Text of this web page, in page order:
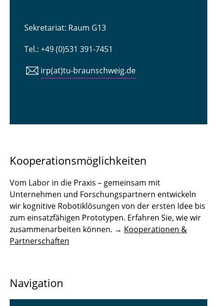
Sekretariat: Raum G13
Tel.: +49 (0)531 391-7451
irp(at)tu-braunschweig.de
Kooperationsmöglichkeiten
Vom Labor in die Praxis – gemeinsam mit
Unternehmen und Forschungspartnern entwickeln
wir kognitive Robotiklösungen von der ersten Idee bis
zum einsatzfähigen Prototypen. Erfahren Sie, wie wir
zusammenarbeiten können. → Kooperationen &
Partnerschaften
Navigation